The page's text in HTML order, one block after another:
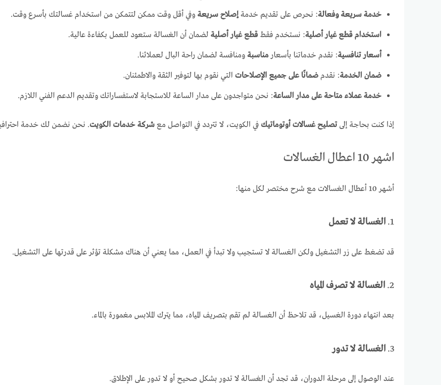
خدمة سريعة وفعالة: نحرص على تقديم خدمة إصلاح سريعة وفي أقل وقت ممكن لتتمكن من استخدام غسالتك بأسرع وقت.
استخدام قطع غيار أصلية: نستخدم فقط قطع غيار أصلية لضمان أن الغسالة ستعود للعمل بكفاءة عالية.
أسعار تنافسية: نقدم خدماتنا بأسعار مناسبة ومنافسة لضمان راحة البال لعملائنا.
ضمان الخدمة: نقدم ضمانًا على جميع الإصلاحات التي نقوم بها لتوفير الثقة والاطمئنان.
خدمة عملاء متاحة على مدار الساعة: نحن متواجدون على مدار الساعة للاستجابة لاستفساراتك وتقديم الدعم الفني اللازم.
إذا كنت بحاجة إلى تصليح غسالات أوتوماتيك في الكويت، لا تتردد في التواصل مع شركة خدمات الكويت. نحن نضمن لك خدمة
اشهر 10 اعطال الغسالات
أشهر 10 أعطال الغسالات مع شرح مختصر لكل منها:
1. الغسالة لا تعمل
قد تضغط على زر التشغيل ولكن الغسالة لا تستجيب ولا تبدأ في العمل، مما يعني أن هناك مشكلة تؤثر على قدرتها على التشغيل.
2. الغسالة لا تصرف المياه
بعد انتهاء دورة الغسيل، قد تلاحظ أن الغسالة لم تقم بتصريف المياه، مما يترك الملابس مغمورة بالماء.
3. الغسالة لا تدور
عند الوصول إلى مرحلة الدوران، قد تجد أن الغسالة لا تدور بشكل صحيح أو لا تدور على الإطلاق.